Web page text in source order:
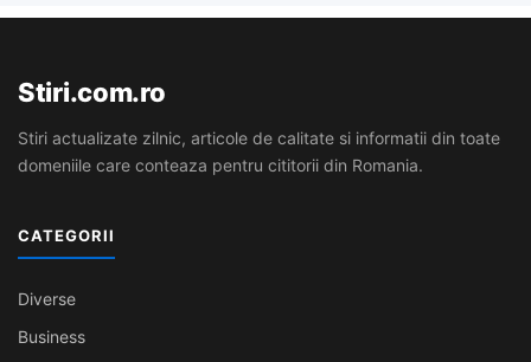
Stiri.com.ro
Stiri actualizate zilnic, articole de calitate si informatii din toate
domeniile care conteaza pentru cititorii din Romania.
CATEGORII
Diverse
Business